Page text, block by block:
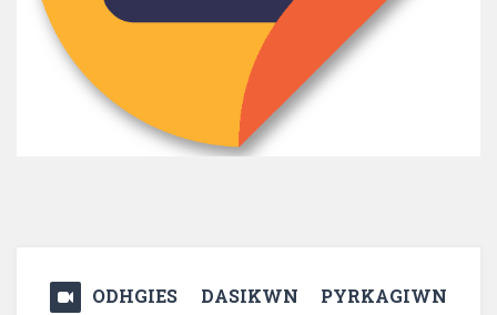
ODHGIES DASIKWN PYRKAGIWN